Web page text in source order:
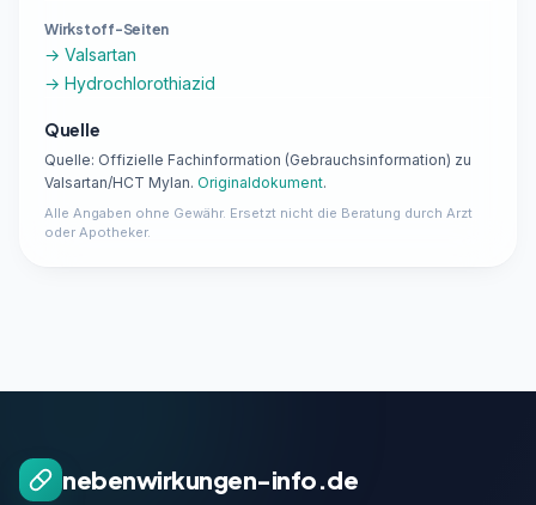
Wirkstoff-Seiten
→ Valsartan
→ Hydrochlorothiazid
Quelle
Quelle: Offizielle Fachinformation (Gebrauchsinformation) zu
Valsartan/HCT Mylan. Originaldokument.
Alle Angaben ohne Gewähr. Ersetzt nicht die Beratung durch Arzt
oder Apotheker.
nebenwirkungen-info.de